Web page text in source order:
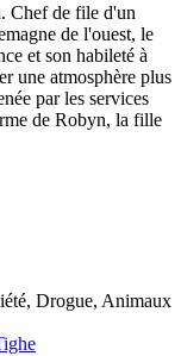
Chef de file d'un
de l'ouest, le
et son habileté à
une atmosphère plus
par les services
de Robyn, la fille
Drogue, Animaux